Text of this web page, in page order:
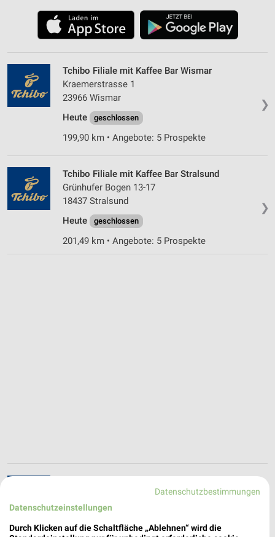
❯
Tchibo Filiale mit Kaffee Bar Wismar
Kraemerstrasse 1
23966 Wismar
Heute
geschlossen
199,90 km • Angebote: 5 Prospekte
❯
Tchibo Filiale mit Kaffee Bar Stralsund
Grünhufer Bogen 13-17
18437 Stralsund
Heute
geschlossen
201,49 km • Angebote: 5 Prospekte
18439 Stralsund
Heute geschlossen
Datenschutzbestimmungen
Datenschutzeinstellungen
Durch Klicken auf die Schaltfläche „Ablehnen“ wird die